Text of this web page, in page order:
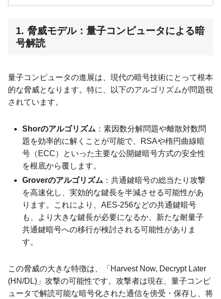
1. 脅威モデル：量子コンピュータによる暗
号解読
量子コンピュータの進展は、現代の暗号技術にとって根本
的な脅威となります。特に、以下のアルゴリズムが問題視
されています。
Shorのアルゴリズム ：素因数分解問題や離散対数問
題を効率的に解くことが可能で、RSAや楕円曲線暗
号（ECC）といった主要な公開鍵暗号方式の安全性
を根底から覆します。
Groverのアルゴリズム ：共通鍵暗号の総当たり攻撃
を高速化し、実効的な鍵長を半減させる可能性があ
ります。これにより、AES-256などの共通鍵暗号
も、より大きな鍵長が必要になるか、新たな耐量子
共通鍵暗号への移行が検討される可能性がありま
す。
この脅威の大きな特徴は、「Harvest Now, Decrypt Later
(HN/DL)」攻撃の可能性です。攻撃者は現在、量子コンピ
ュータで解読可能な暗号化された通信を傍受・保存し、将